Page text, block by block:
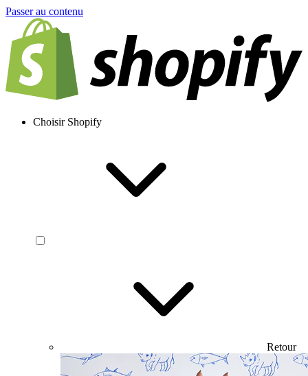
Passer au contenu
Choisir Shopify
Retour